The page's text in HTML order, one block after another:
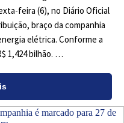
feira (6), no Diário Oficial
braço da companhia
elétrica. Conforme a
1,424 bilhão. …